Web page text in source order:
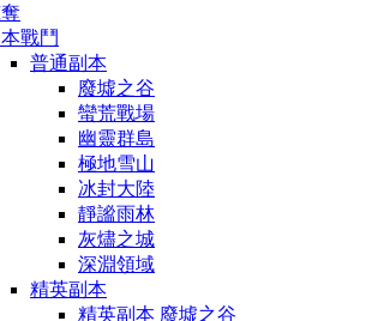
戰鬥
普通副本
廢墟之谷
蠻荒戰場
幽靈群島
極地雪山
冰封大陸
靜謐雨林
灰燼之城
深淵領域
精英副本
精英副本 廢墟之谷